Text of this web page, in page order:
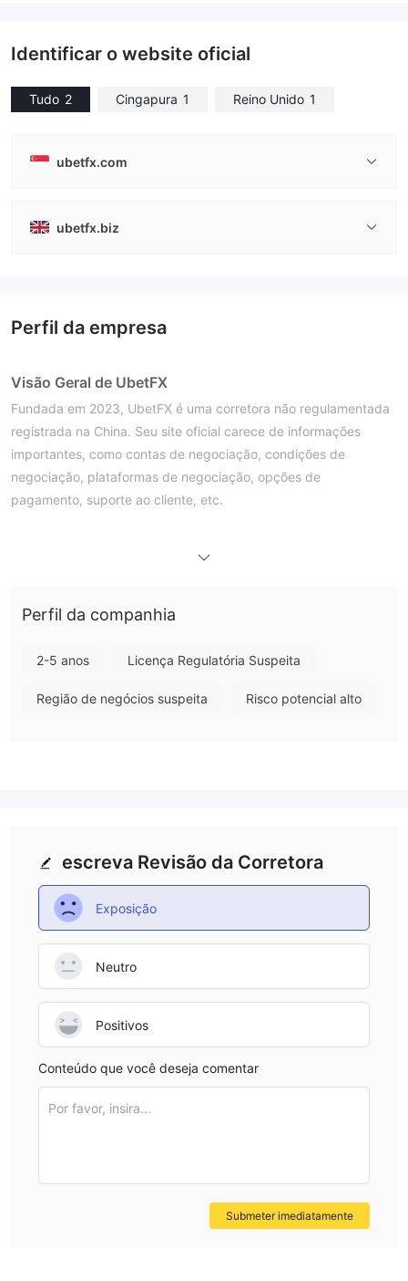
Identificar o website oficial
Tudo 2 Cingapura 1 Reino Unido 1
ubetfx.com
ubetfx.biz
Perfil da empresa
Visão Geral de UbetFX
Fundada em 2023, UbetFX é uma corretora não regulamentada
registrada na China. Seu site oficial carece de informações
importantes, como contas de negociação, condições de
negociação, plataformas de negociação, opções de
pagamento, suporte ao cliente, etc.
Não, UbetFX não possui regulamentação válida. A licença de
Seychelles é um clone suspeito.
que UbetFX só aceita depósitos via carteira. Se você deseja
Perfil da companhia
2-5 anos Licença Regulatória Suspeita
Região de negócios suspeita Risco potencial alto
escreva Revisão da Corretora
Exposição
Neutro
Positivos
Conteúdo que você deseja comentar
Por favor, insira...
Submeter imediatamente